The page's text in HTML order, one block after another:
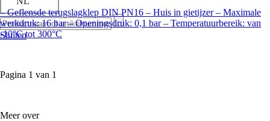
Sluiten
– Geflensde terugslagklep DIN PN16 – Huis in gietijzer – Maximale
werkdruk: 16 bar – Openingsdruk: 0,1 bar – Temperatuurbereik: van
-10°C tot 300°C
Pagina 1 van 1
Meer over